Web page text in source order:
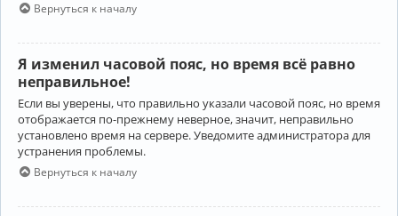
Вернуться к началу
Я изменил часовой пояс, но время всё равно
неправильное!
Если вы уверены, что правильно указали часовой пояс, но время
отображается по-прежнему неверное, значит, неправильно
установлено время на сервере. Уведомите администратора для
устранения проблемы.
Вернуться к началу